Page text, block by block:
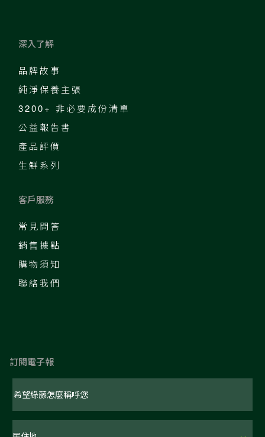
深入了解
品牌故事
純淨保養主張
3200+ 非必要成份清單
公益報告書
產品評價
生鮮系列
客戶服務
常見問答
銷售據點
購物須知
聯絡我們
訂閱電子報